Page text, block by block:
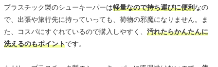
プラスチック製のシューキーパーは軽量なので持ち運びに便利なの
で、出張や旅行先に持っていっても、荷物の邪魔になりません。ま
た、コスパにすぐれているので購入しやすく、 汚れたらかんたんに
洗えるのもポイントです。